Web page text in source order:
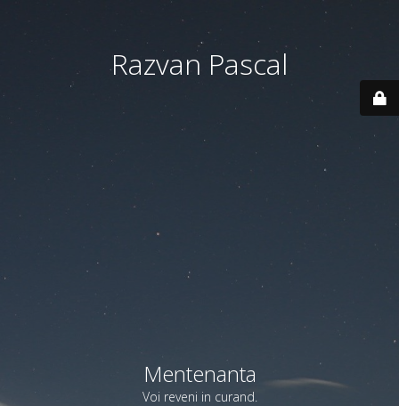
Razvan Pascal
Mentenanta
Voi reveni in curand.